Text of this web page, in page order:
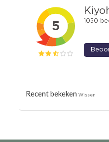
Recent bekeken Wissen